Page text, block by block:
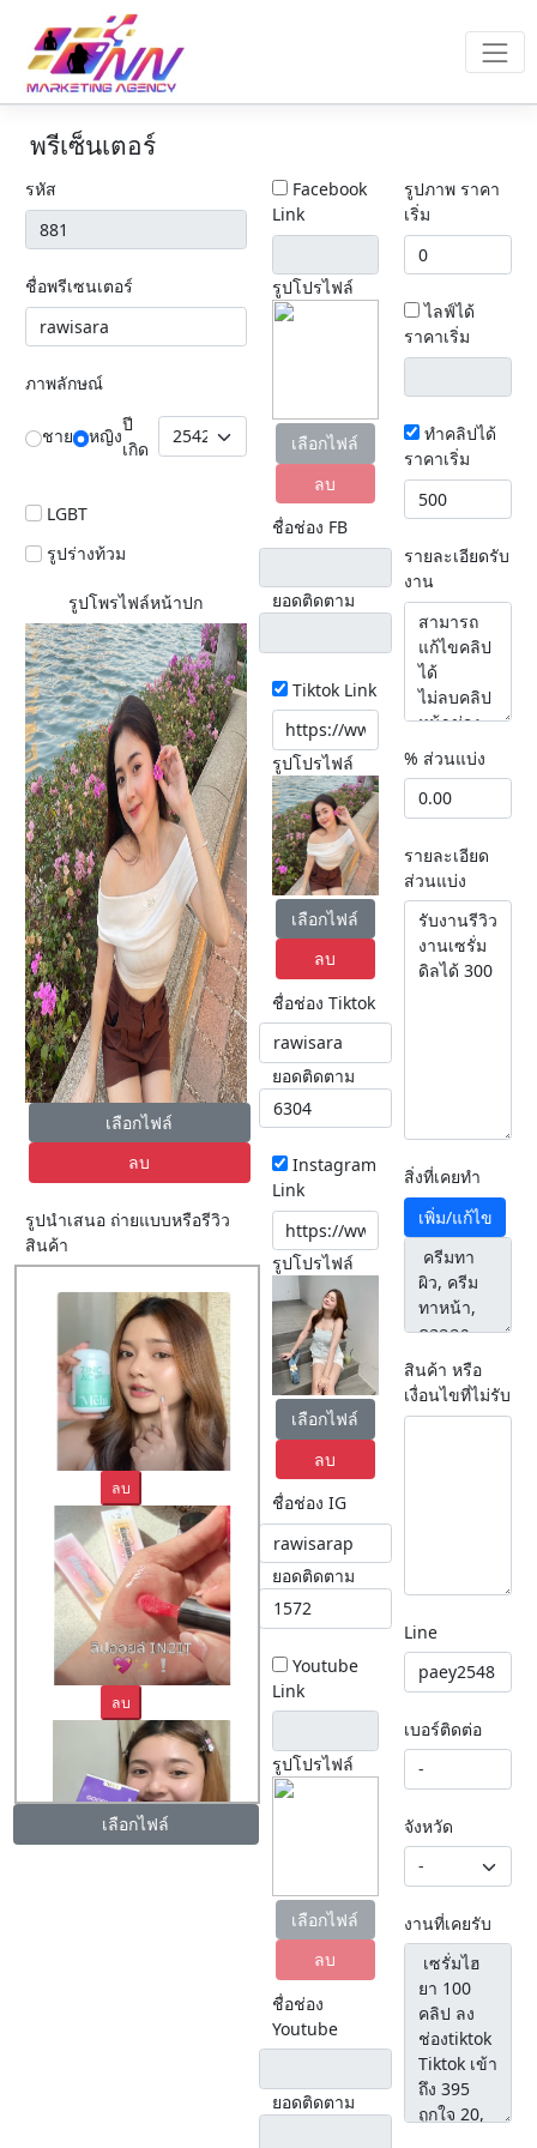
พรีเซ็นเตอร์
รหัส
ชื่อพรีเซนเตอร์
ภาพลักษณ์
ชาย หญิง
ปี
เกิด
LGBT
รูปร่างท้วม
รูปโพรไฟล์หน้าปก
เลือกไฟล์
ลบ
รูปนำเสนอ ถ่ายแบบหรือรีวิว
สินค้า
ลบ
ลบ
เลือกไฟล์
Facebook
Link
รูปโปรไฟล์
เลือกไฟล์
ลบ
ชื่อช่อง FB
ยอดติดตาม
Tiktok Link
รูปโปรไฟล์
เลือกไฟล์
ลบ
ชื่อช่อง Tiktok
ยอดติดตาม
Instagram
Link
รูปโปรไฟล์
เลือกไฟล์
ลบ
ชื่อช่อง IG
ยอดติดตาม
Youtube
Link
รูปโปรไฟล์
เลือกไฟล์
ลบ
ชื่อช่อง
Youtube
ยอดติดตาม
รูปภาพ ราคา
เริ่ม
ไลฟ์ได้
ราคาเริ่ม
ทำคลิปได้
ราคาเริ่ม
รายละเอียดรับ
งาน
% ส่วนแบ่ง
รายละเอียด
ส่วนแบ่ง
สิ่งที่เคยทำ
เพิ่ม/แก้ไข
สินค้า หรือ
เงื่อนไขที่ไม่รับ
Line
เบอร์ติดต่อ
จังหวัด
งานที่เคยรับ